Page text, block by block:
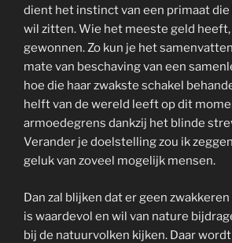
dient het instinct van een primaat
wil zitten. Wie het meeste geld
gewonnen. Zo kun je het
mate van beschaving van een
hoe die haar zwakste schakel
helft van de wereld leeft op dit
armoedegrens dankzij het blinde
Verander je doelstelling zou ik
geluk van zoveel mogelijk mensen.
Dan zal blijken dat er geen
is waardevol en wil van nature
bij de natuurvolken kijken. Daar